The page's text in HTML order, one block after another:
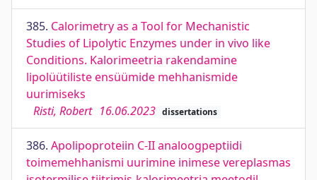
385. Calorimetry as a Tool for Mechanistic
Studies of Lipolytic Enzymes under in vivo like
Conditions. Kalorimeetria rakendamine
lipolüütiliste ensüümide mehhanismide
uurimiseks
Risti, Robert 16.06.2023 dissertations
386. Apolipoproteiin C-II analoogpeptiidi
toimemehhanismi uurimine inimese vereplasmas